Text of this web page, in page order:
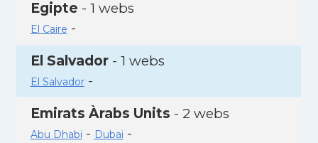
Egipte - 1 webs
El Caire -
El Salvador- 1 webs
El Salvador-
Emirats Àrabs Units - 2 webs
Abu Dhabi - Dubai -